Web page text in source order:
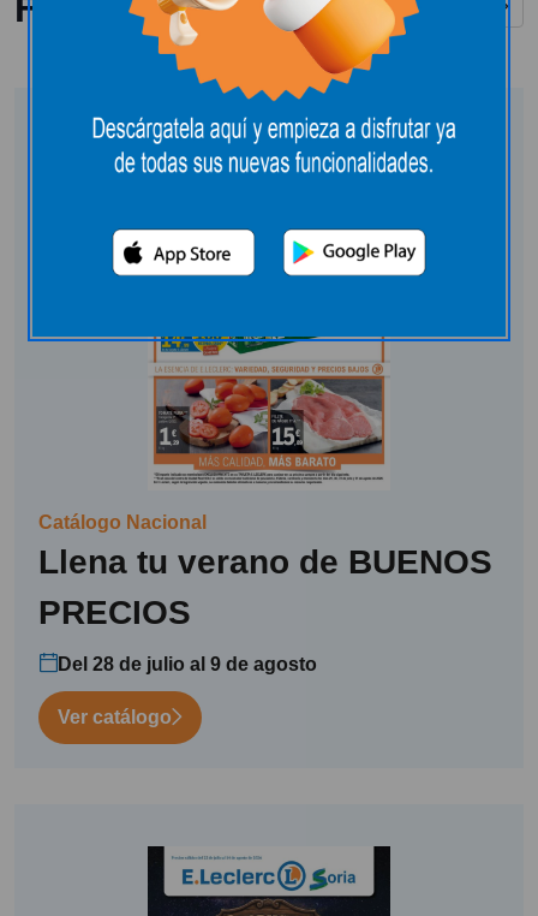
Catálogo Nacional
Llena tu verano de BUENOS
PRECIOS
Del 28 de julio al 9 de agosto
Ver catálogo